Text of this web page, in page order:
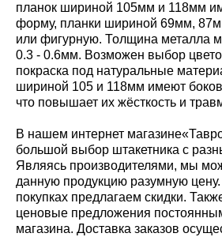
планок шириной 105мм и 118мм
форму, планки шириной 69мм,
или фигурную. Толщина металла
0.3 - 0.6мм. Возможен выбор
покраска под натуральные
шириной 105 и 118мм имеют
что повышает их жёсткость и
В нашем интернет
большой выбор штакетника с
Являясь производителями, мы
данную продукцию разумную
покупках предлагаем скидки.
ценовые предложения
магазина. Доставка заказов